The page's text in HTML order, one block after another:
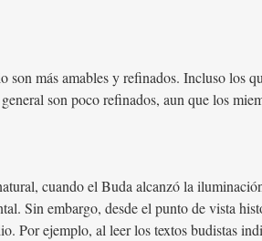
son más amables y refinados. Incluso los
son poco refinados, aun que los
cuando el Buda alcanzó la
Sin embargo, desde el punto de vista
Por ejemplo, al leer los textos budistas